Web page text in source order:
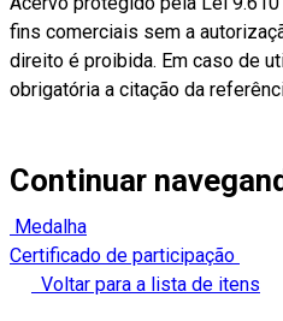
fins comerciais sem a
direito é proibida. Em caso de
obrigatória a citação da
Continuar
Medalha
Certificado de participação
Voltar para a lista de itens